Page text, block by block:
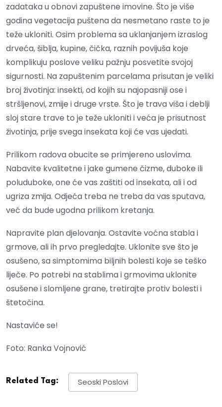
zadataka u obnovi zapuštene imovine. Što je više
godina vegetacija puštena da nesmetano raste to je
teže ukloniti. Osim problema sa uklanjanjem izraslog
drveća, šiblja, kupine, čička, raznih povijuša koje
komplikuju poslove veliku pažnju posvetite svojoj
sigurnosti. Na zapuštenim parcelama prisutan je veliki
broj životinja: insekti, od kojih su najopasniji ose i
stršljenovi, zmije i druge vrste. Što je trava viša i deblji
sloj stare trave to je teže ukloniti i veća je prisutnost
životinja, prije svega insekata koji će vas ujedati.
Prilikom radova obucite se primjereno uslovima.
Nabavite kvalitetne i jake gumene čizme, duboke ili
poluduboke, one će vas zaštiti od insekata, ali i od
ugriza zmija. Odjeća treba ne treba da vas sputava,
već da bude ugodna prilikom kretanja.
Napravite plan djelovanja. Ostavite voćna stabla i
grmove, ali ih prvo pregledajte. Uklonite sve što je
osušeno, sa simptomima biljnih bolesti koje se teško
liječe. Po potrebi na stablima i grmovima uklonite
osušene i slomljene grane, tretirajte protiv bolesti i
štetočina.
Nastaviće se!
Foto: Ranka Vojnović
Related Tag: Seoski Poslovi